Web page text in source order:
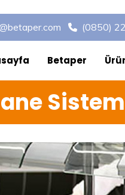
(0850)
Betaper